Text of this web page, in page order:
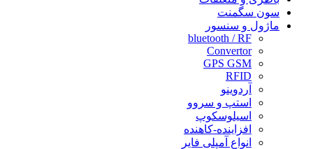
سون سگمنت
ماژول و سنسور
bluetooth / RF
Convertor
GPS GSM
RFID
آردوینو
استپ و سروو
اسیلوسکوپ
افزاینده-کاهنده
انواع آمپلی فایر